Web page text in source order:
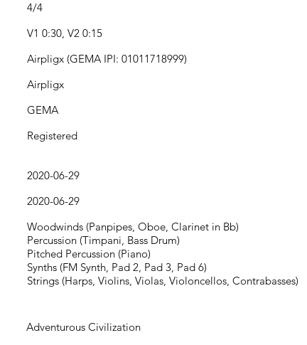
4/4
V1 0:30, V2 0:15
Airpligx (GEMA IPI: 01011718999)
Airpligx
GEMA
Registered
2020-06-29
2020-06-29
Woodwinds (Panpipes, Oboe, Clarinet in Bb)
Percussion (Timpani, Bass Drum)
Pitched Percussion (Piano)
Synths (FM Synth, Pad 2, Pad 3, Pad 6)
Strings (Harps, Violins, Violas, Violoncellos, Contrabasses)
Adventurous Civilization